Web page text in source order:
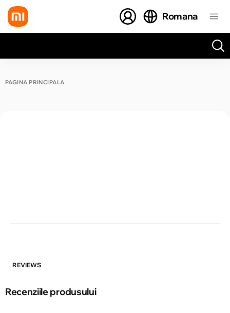
Romana
PAGINA PRINCIPALĂ
REVIEWS
Recenziile produsului